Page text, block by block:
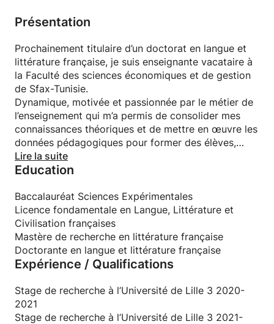
Présentation
Prochainement titulaire d’un doctorat en langue et
littérature française, je suis enseignante vacataire à
la Faculté des sciences économiques et de gestion
de Sfax-Tunisie.
Dynamique, motivée et passionnée par le métier de
l’enseignement qui m’a permis de consolider mes
connaissances théoriques et de mettre en œuvre les
données pédagogiques pour former des élèves,
étudiants et adultes et développer leurs
compétences linguistiques.
clés de la communication : s’adapter avec les
différentes situations de communication tout en
élaborant des supports susceptibles de véhiculer
l’essentiel sans en exclure l’agréable constitue la
voie propice à un enseignement abouti sur le plan
académique et humain.
Lire la suite
Education
Baccalauréat Sciences Expérimentales
Licence fondamentale en Langue, Littérature et
Civilisation françaises
Mastère de recherche en littérature française
Doctorante en langue et littérature française
Expérience / Qualifications
Stage de recherche à l’Université de Lille 3 2020-
2021
Stage de recherche à l’Université de Lille 3 2021-